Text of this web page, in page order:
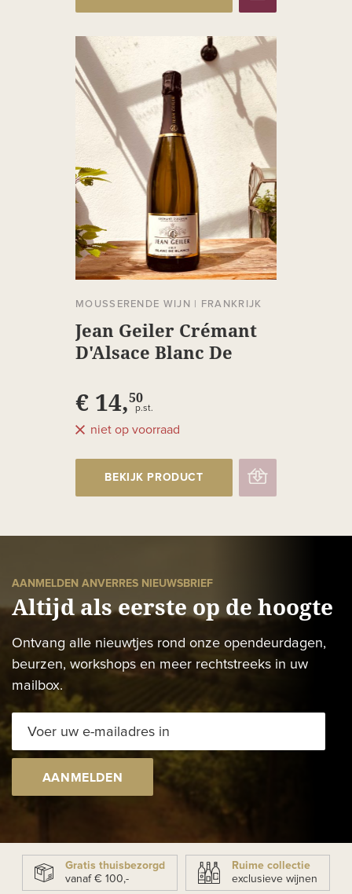
MOUSSERENDE WIJN | FRANKRIJK
Jean Geiler Crémant
D'Alsace Blanc De
€ 14,50
p.st.
niet op voorraad
BEKIJK PRODUCT
AANMELDEN ANVERRES NIEUWSBRIEF
Altijd als eerste op de hoogte
Ontvang alle nieuwtjes rond onze opendeurdagen,
beurzen, workshops en meer rechtstreeks in uw
mailbox.
AANMELDEN
Gratis thuisbezorgd
vanaf € 100,-
Ruime collectie
exclusieve wijnen